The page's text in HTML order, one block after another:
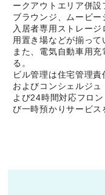
ークアウトエリア併
ブラウンジ、ムービー
入居者専用ストレー
用置き場などが揃って
また、電気自動車用
る。
ビル管理は住宅管理
およびコンシェルジ
よび24時間対応フロ
び一時預かりサービス